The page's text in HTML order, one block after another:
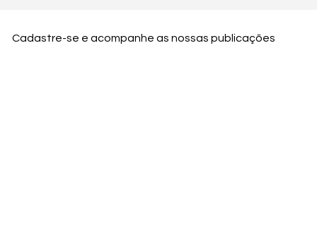
Cadastre-se e acompanhe as nossas publicações